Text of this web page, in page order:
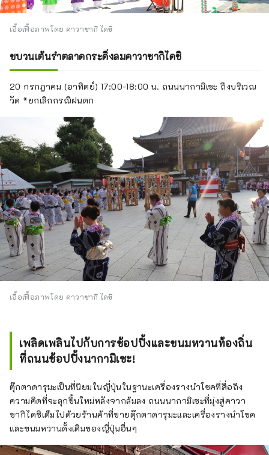
เอื้อเฟื้อภาพโดย คาวาซากิ ไดชิ
ขบวนเต้นรำตลาดกระดิ่งลมคาวาซากิไดชิ
20 กรกฎาคม (อาทิตย์) 17:00-18:00 น. ถนนนากามิเซะ ถึงบริเวณ
วัด *ยกเลิกกรณีฝนตก
เอื้อเฟื้อภาพโดย คาวาซากิ ไดชิ
เพลิดเพลินไปกับการช้อปปิ้งและขนมหวานท้องถิ่น
ที่ถนนช้อปปิ้งนากามิเซะ!
ตุ๊กตาดารุมะเป็นที่นิยมในญี่ปุ่นในฐานะเครื่องรางนำโชคที่สื่อถึง
ความคิดที่จะลุกขึ้นใหม่หลังจากล้มลง ถนนนากามิเซะที่มุ่งสู่คาวา
ซากิไดชิเต็มไปด้วยร้านค้าที่ขายตุ๊กตาดารุมะและเครื่องรางนำโชค
และขนมหวานดั้งเดิมของญี่ปุ่นอื่นๆ